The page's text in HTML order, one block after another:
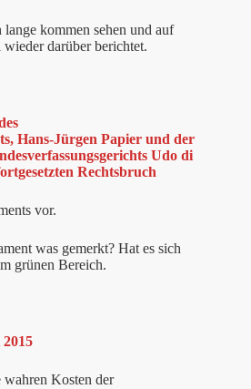
lange kommen sehen und auf
darüber berichtet.
Hans-Jürgen Papier und der
Udo di
Rechtsbruch
vor.
was gemerkt? Hat es sich
grünen Bereich.
Kosten der